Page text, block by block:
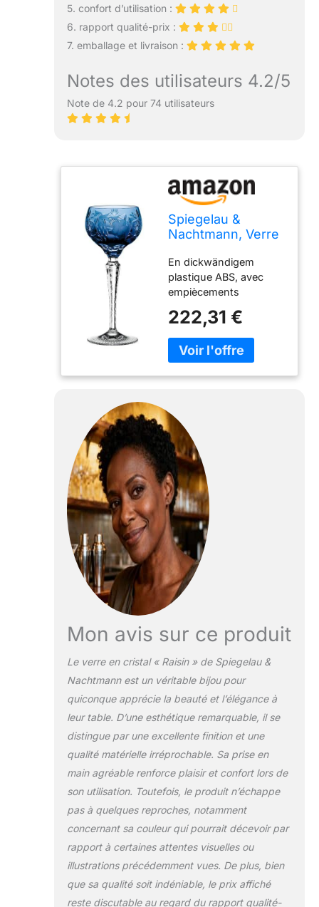
5. confort d’utilisation :
6. rapport qualité-prix :
7. emballage et livraison :
Notes des utilisateurs 4.2/5
Note de 4.2 pour 74 utilisateurs
Spiegelau &
Nachtmann, Verre
Bleu, Roemer
En dickwändigem
plastique ABS, avec
empiècements
222,31 €
Mon avis sur ce produit
Le verre en cristal « Raisin » de Spiegelau &
Nachtmann est un véritable bijou pour
quiconque apprécie la beauté et l’élégance à
leur table. D’une esthétique remarquable, il se
distingue par une excellente finition et une
qualité matérielle irréprochable. Sa prise en
main agréable renforce plaisir et confort lors de
son utilisation. Toutefois, le produit n’échappe
pas à quelques reproches, notamment
concernant sa couleur qui pourrait décevoir par
rapport à certaines attentes visuelles ou
illustrations précédemment vues. De plus, bien
que sa qualité soit indéniable, le prix affiché
reste discutable au regard du rapport qualité-